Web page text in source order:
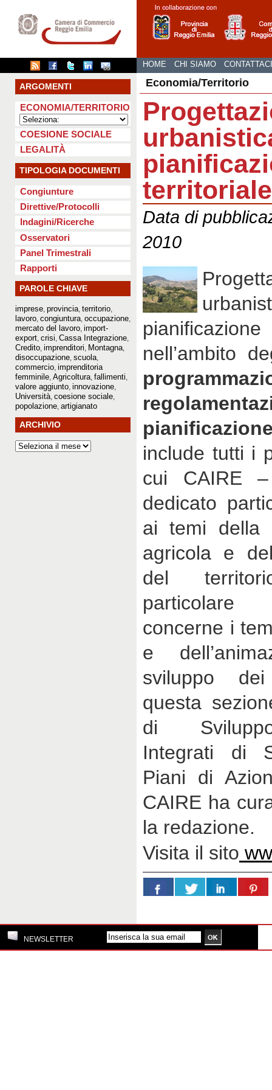
HOME CHI SIAMO CONTATTACI
ARGOMENTI
ECONOMIA/TERRITORIO
COESIONE SOCIALE
LEGALITÀ
TIPOLOGIA DOCUMENTI
Congiunture
Direttive/Protocolli
Indagini/Ricerche
Osservatori
Panel Trimestrali
Rapporti
PAROLE CHIAVE
imprese provincia territorio
lavoro congiuntura occupazione
mercato del lavoro import-
export crisi Cassa Integrazione
Credito imprenditori Montagna
disoccupazione scuola
commercio imprenditoria
femminile Agricoltura fallimenti
valore aggiunto innovazione
Università coesione sociale
popolazione artigianato
ARCHIVIO
Economia/Territorio
territoriale
Data di
2010
nell’ambito
include tutti i
cui CAIRE
dedicato
ai temi della
agricola e
del
concerne i
e
sviluppo
questa
di
Integrati di
Piani di
CAIRE ha
la redazione.
Visita il sito
NEWSLETTER